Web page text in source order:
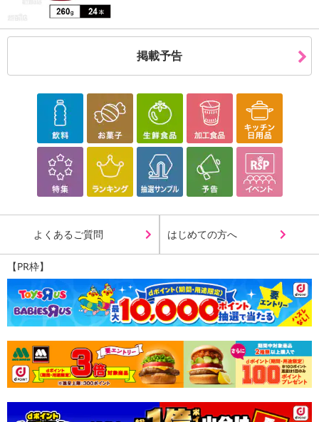
掲載予告
よくあるご質問 はじめての方へ
【PR枠】